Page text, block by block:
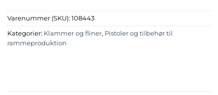
Varenummer (SKU): 108443
Kategorier: Klammer og fliner, Pistoler og tilbehør til
rammeproduktion